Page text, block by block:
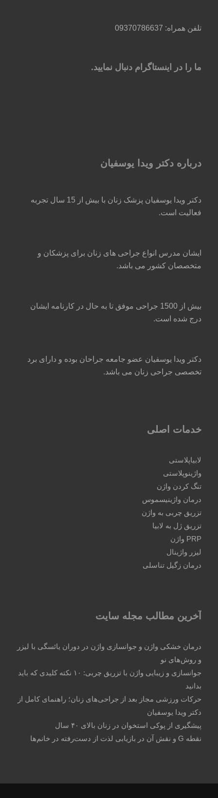
تلفن همراه: 09370786637
ما را در اینستاگرام دنبال نمایید.
درباره دکتر ویدا یوسفیان
دکتر ویدا یوسفیان پزشک زنان با بیش از 15 سال تجربه
فعالیت است.
ایشان مدرس انواع جراحی های زنان برای پزشکان و
متخصصان کشور می باشد.
بیش از 1500 جراحی موفق تا به حال در کارنامه ایشان
درج شده است.
دکتر ویدا یوسفیان عضو جامعه جراحان بوده و دارای برد
تخصصی جراحی زنان می باشد.
خدمات اصلی
لابیاپلاستی
واژینوپلاستی
تنگ کردن واژن
درمان واژینیسموس
تزریق چربی به واژن
تزریق ژل به لابیا
PRP واژن
لیزر واژینال
درمان زگیل تناسلی
آخرین مطالب مجله سایت
درمان خشکی واژن و جوانسازی واژن در دوران یائسگی با لیزر
و روش‌های نو
جوانسازی و زیبایی واژن با تزریق چربی: ۱۰ نکته کلیدی که باید
بدانید
حرکات ورزشی مجاز بعد از جراحی‌های زنان؛ راهنمای کامل از
دکتر ویدا یوسفیان
پیشگیری از پوکی استخوان در زنان بالای ۴۰ سال
نقطه G و نقش آن در بازیابی لذت از دست‌رفته در خانم‌ها